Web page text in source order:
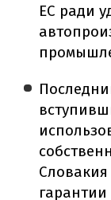
ЕС ради